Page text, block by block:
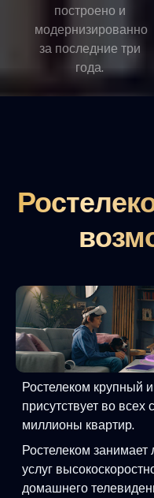
построено и
модернизированно
за последние три
года.
Ростелеком крупный
присутствует во всех
миллионы квартир.
Ростелеком
услуг
домашнего